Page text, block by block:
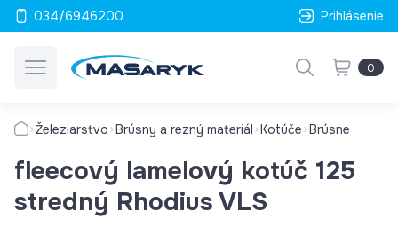
034/6946200 Prihlásenie
0
Železiarstvo Brúsny a rezný materiál Kotúče Brúsne
fleecový lamelový kotúč 125
stredný Rhodius VLS